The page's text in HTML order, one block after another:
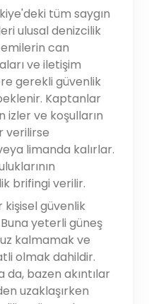
tüm saygın
ulusal denizcilik
can
ve iletişim
gerekli güvenlik
Kaptanlar
izler ve koşulların
verilirse
limanda kalırlar.
brifingi verilir.
kişisel güvenlik
yeterli güneş
kalmamak ve
olmak dahildir.
da, bazen akıntılar
uzaklaşırken